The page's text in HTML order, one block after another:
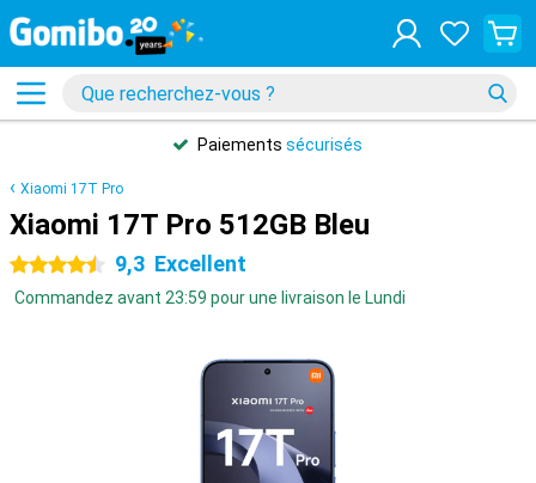
Paiements sécurisés
Xiaomi 17T Pro
Xiaomi 17T Pro 512GB Bleu
4.5 étoiles 9,3 Excellent
Commandez avant 23:59 pour une livraison le Lundi